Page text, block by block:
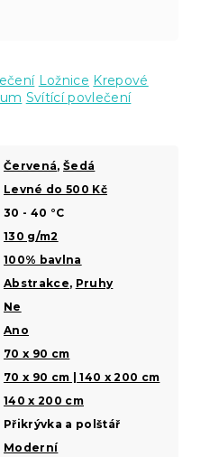
Ložnice Krepové
Svítící povlečení
Červená,Šedá
Levné do 500 Kč
30 - 40 °C
130 g/m2
100% bavlna
Abstrakce, Pruhy
Ne
Ano
70 x 90 cm
70 x 90 cm | 140 x 200 cm
140 x 200 cm
Přikrývka a polštář
Moderní